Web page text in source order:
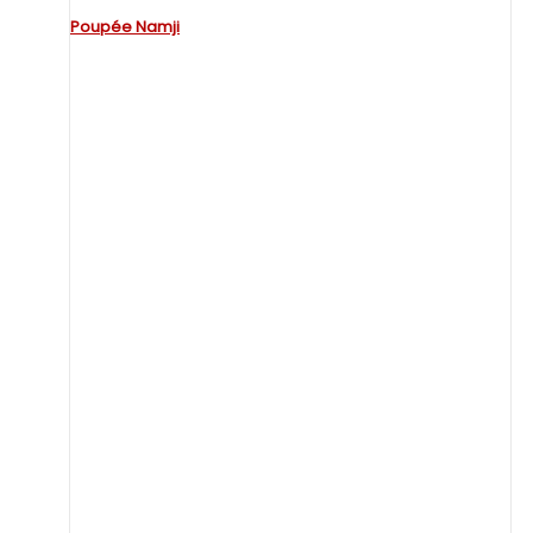
Poupée Namji